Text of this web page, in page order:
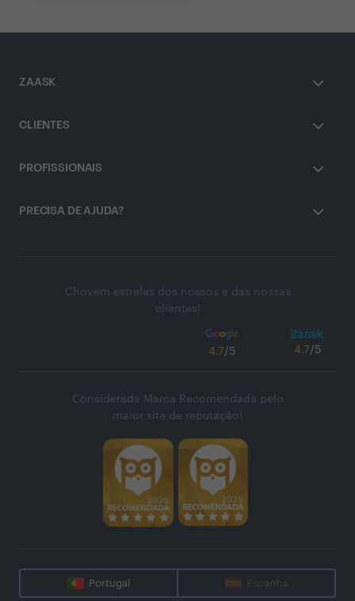
ZAASK
CLIENTES
PROFISSIONAIS
PRECISA DE AJUDA?
Chovem estrelas dos nossos e das nossas
clientes!
4.7/5 4.7/5
Considerada Marca Recomendada pelo
maior site de reputação!
Portugal Espanha